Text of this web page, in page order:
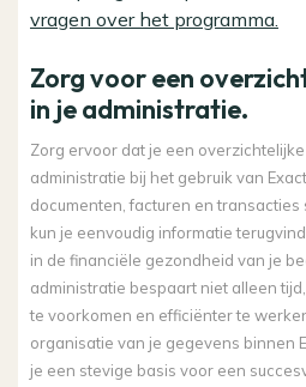
vragen over het programma.
Zorg voor een
in je administratie.
Zorg ervoor dat je een
administratie bij het gebruik van
documenten, facturen en
kun je eenvoudig informatie
in de financiële gezondheid van je
administratie bespaart niet alleen
te voorkomen en efficiënter te
organisatie van je gegevens binnen
je een stevige basis voor een